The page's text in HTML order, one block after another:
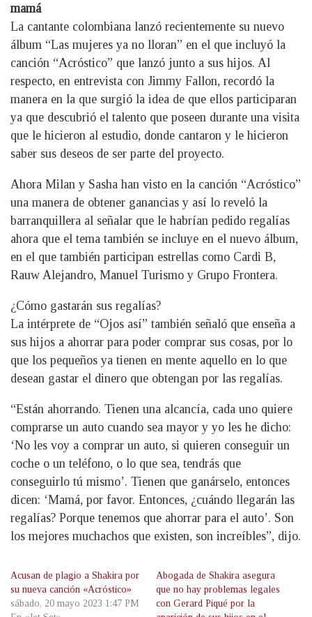
mamá
La cantante colombiana lanzó recientemente su nuevo
álbum “Las mujeres ya no lloran” en el que incluyó la
canción “Acróstico” que lanzó junto a sus hijos. Al
respecto, en entrevista con Jimmy Fallon, recordó la
manera en la que surgió la idea de que ellos participaran
ya que descubrió el talento que poseen durante una visita
que le hicieron al estudio, donde cantaron y le hicieron
saber sus deseos de ser parte del proyecto.
Ahora Milan y Sasha han visto en la canción “Acróstico”
una manera de obtener ganancias y así lo reveló la
barranquillera al señalar que le habrían pedido regalías
ahora que el tema también se incluye en el nuevo álbum,
en el que también participan estrellas como Cardi B,
Rauw Alejandro, Manuel Turismo y Grupo Frontera.
¿Cómo gastarán sus regalías?
La intérprete de “Ojos así” también señaló que enseña a
sus hijos a ahorrar para poder comprar sus cosas, por lo
que los pequeños ya tienen en mente aquello en lo que
desean gastar el dinero que obtengan por las regalías.
“Están ahorrando. Tienen una alcancía, cada uno quiere
comprarse un auto cuando sea mayor y yo les he dicho:
‘No les voy a comprar un auto, si quieren conseguir un
coche o un teléfono, o lo que sea, tendrás que
conseguirlo tú mismo’. Tienen que ganárselo, entonces
dicen: ‘Mamá, por favor. Entonces, ¿cuándo llegarán las
regalías? Porque tenemos que ahorrar para el auto’. Son
los mejores muchachos que existen, son increíbles”, dijo.
Acusan de plagio a Shakira por
su nueva canción «Acróstico»
sábado, 20 mayo 2023 1:47 PM
Abogada de Shakira asegura
que no hay problemas legales
con Gerard Piqué por la